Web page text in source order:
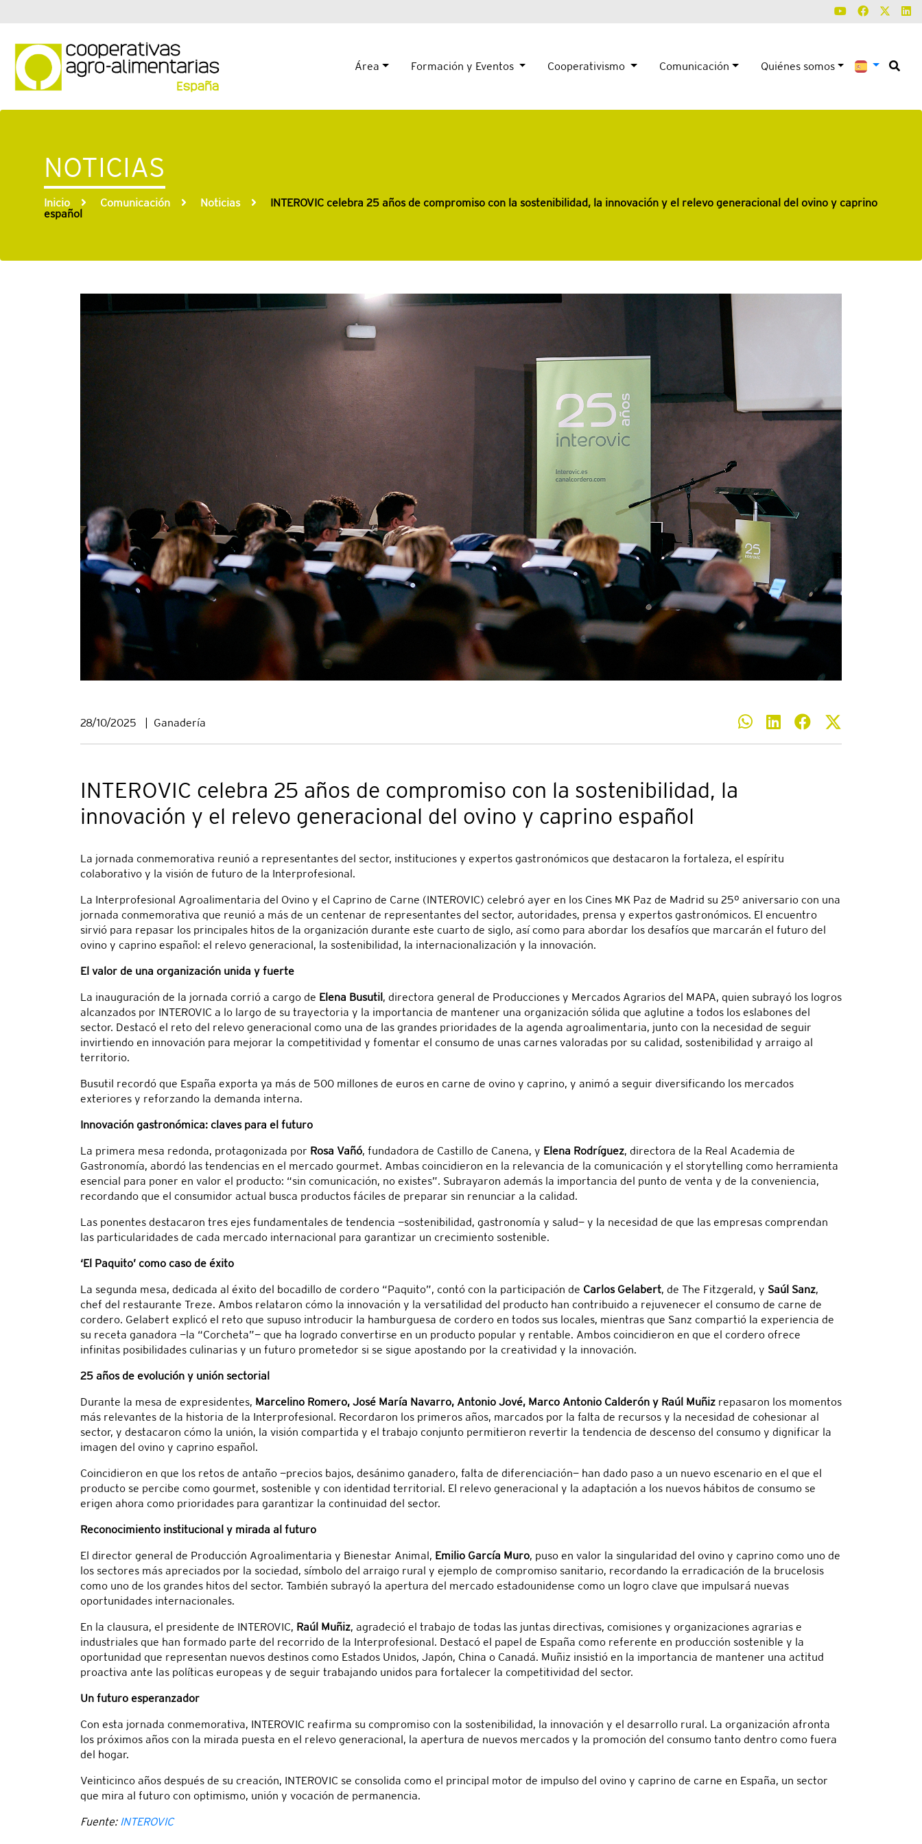
Área Formación y Eventos Cooperativismo Comunicación Quiénes somos
NOTICIAS
Inicio Comunicación Noticias
INTEROVIC celebra 25 años de compromiso con la sostenibilidad, la innovación y el relevo generacional del ovino y caprino
español
28/10/2025 | Ganadería
INTEROVIC celebra 25 años de compromiso con la sostenibilidad, la
innovación y el relevo generacional del ovino y caprino español
La jornada conmemorativa reunió a representantes del sector, instituciones y expertos gastronómicos que destacaron la fortaleza, el espíritu
colaborativo y la visión de futuro de la Interprofesional.
La Interprofesional Agroalimentaria del Ovino y el Caprino de Carne (INTEROVIC) celebró ayer en los Cines MK Paz de Madrid su 25º aniversario con una
jornada conmemorativa que reunió a más de un centenar de representantes del sector, autoridades, prensa y expertos gastronómicos. El encuentro
sirvió para repasar los principales hitos de la organización durante este cuarto de siglo, así como para abordar los desafíos que marcarán el futuro del
ovino y caprino español: el relevo generacional, la sostenibilidad, la internacionalización y la innovación.
El valor de una organización unida y fuerte
La inauguración de la jornada corrió a cargo de Elena Busutil , directora general de Producciones y Mercados Agrarios del MAPA, quien subrayó los logros
alcanzados por INTEROVIC a lo largo de su trayectoria y la importancia de mantener una organización sólida que aglutine a todos los eslabones del
sector. Destacó el reto del relevo generacional como una de las grandes prioridades de la agenda agroalimentaria, junto con la necesidad de seguir
invirtiendo en innovación para mejorar la competitividad y fomentar el consumo de unas carnes valoradas por su calidad, sostenibilidad y arraigo al
territorio.
Busutil recordó que España exporta ya más de 500 millones de euros en carne de ovino y caprino, y animó a seguir diversificando los mercados
exteriores y reforzando la demanda interna.
Innovación gastronómica: claves para el futuro
La primera mesa redonda, protagonizada por Rosa Vañó, fundadora de Castillo de Canena, y Elena Rodríguez, directora de la Real Academia de
Gastronomía, abordó las tendencias en el mercado gourmet. Ambas coincidieron en la relevancia de la comunicación y el storytelling como herramienta
esencial para poner en valor el producto: “sin comunicación, no existes”. Subrayaron además la importancia del punto de venta y de la conveniencia,
recordando que el consumidor actual busca productos fáciles de preparar sin renunciar a la calidad.
Las ponentes destacaron tres ejes fundamentales de tendencia —sostenibilidad, gastronomía y salud— y la necesidad de que las empresas comprendan
las particularidades de cada mercado internacional para garantizar un crecimiento sostenible.
‘El Paquito’ como caso de éxito
La segunda mesa, dedicada al éxito del bocadillo de cordero “Paquito”, contó con la participación de Carlos Gelabert, de The Fitzgerald, y Saúl Sanz,
chef del restaurante Treze. Ambos relataron cómo la innovación y la versatilidad del producto han contribuido a rejuvenecer el consumo de carne de
cordero. Gelabert explicó el reto que supuso introducir la hamburguesa de cordero en todos sus locales, mientras que Sanz compartió la experiencia de
su receta ganadora —la “Corcheta”— que ha logrado convertirse en un producto popular y rentable. Ambos coincidieron en que el cordero ofrece
infinitas posibilidades culinarias y un futuro prometedor si se sigue apostando por la creatividad y la innovación.
25 años de evolución y unión sectorial
Durante la mesa de expresidentes, Marcelino Romero, José María Navarro, Antonio Jové, Marco Antonio Calderón y Raúl Muñiz repasaron los momentos
más relevantes de la historia de la Interprofesional. Recordaron los primeros años, marcados por la falta de recursos y la necesidad de cohesionar al
sector, y destacaron cómo la unión, la visión compartida y el trabajo conjunto permitieron revertir la tendencia de descenso del consumo y dignificar la
imagen del ovino y caprino español.
Coincidieron en que los retos de antaño —precios bajos, desánimo ganadero, falta de diferenciación— han dado paso a un nuevo escenario en el que el
producto se percibe como gourmet, sostenible y con identidad territorial. El relevo generacional y la adaptación a los nuevos hábitos de consumo se
erigen ahora como prioridades para garantizar la continuidad del sector.
Reconocimiento institucional y mirada al futuro
El director general de Producción Agroalimentaria y Bienestar Animal, Emilio García Muro, puso en valor la singularidad del ovino y caprino como uno de
los sectores más apreciados por la sociedad, símbolo del arraigo rural y ejemplo de compromiso sanitario, recordando la erradicación de la brucelosis
como uno de los grandes hitos del sector. También subrayó la apertura del mercado estadounidense como un logro clave que impulsará nuevas
oportunidades internacionales.
En la clausura, el presidente de INTEROVIC, Raúl Muñiz, agradeció el trabajo de todas las juntas directivas, comisiones y organizaciones agrarias e
industriales que han formado parte del recorrido de la Interprofesional. Destacó el papel de España como referente en producción sostenible y la
oportunidad que representan nuevos destinos como Estados Unidos, Japón, China o Canadá. Muñiz insistió en la importancia de mantener una actitud
proactiva ante las políticas europeas y de seguir trabajando unidos para fortalecer la competitividad del sector.
Un futuro esperanzador
Con esta jornada conmemorativa, INTEROVIC reafirma su compromiso con la sostenibilidad, la innovación y el desarrollo rural. La organización afronta
los próximos años con la mirada puesta en el relevo generacional, la apertura de nuevos mercados y la promoción del consumo tanto dentro como fuera
del hogar.
Veinticinco años después de su creación, INTEROVIC se consolida como el principal motor de impulso del ovino y caprino de carne en España, un sector
que mira al futuro con optimismo, unión y vocación de permanencia.
Fuente: INTEROVIC